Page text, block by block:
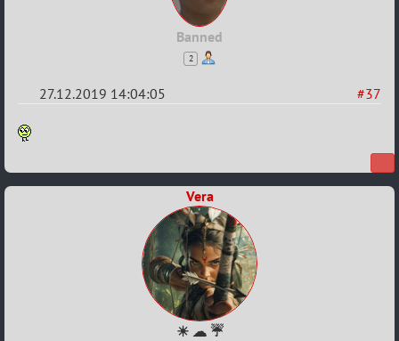
Banned
2
#37
27.12.2019 14:04:05
Re:
Охоты
Vera
☀ ☁ ☔